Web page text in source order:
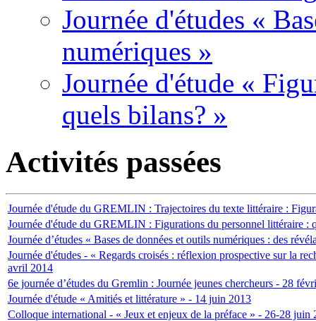
Journée d'études «
numériques »
Journée d'étude «
quels bilans? »
Activités passées
Journée d'étude du GREMLIN : Trajectoires du texte littéraire :
Journée d'étude du GREMLIN : Figurations du personnel littéraire :
Journée d’études « Bases de données et outils numériques : des
Journée d'études - « Regards croisés : réflexion prospective sur la
avril 2014
6e journée d’études du Gremlin : Journée jeunes chercheurs - 28
Journée d'étude « Amitiés et littérature » - 14 juin 2013
Colloque international - « Jeux et enjeux de la préface » - 26-28 juin